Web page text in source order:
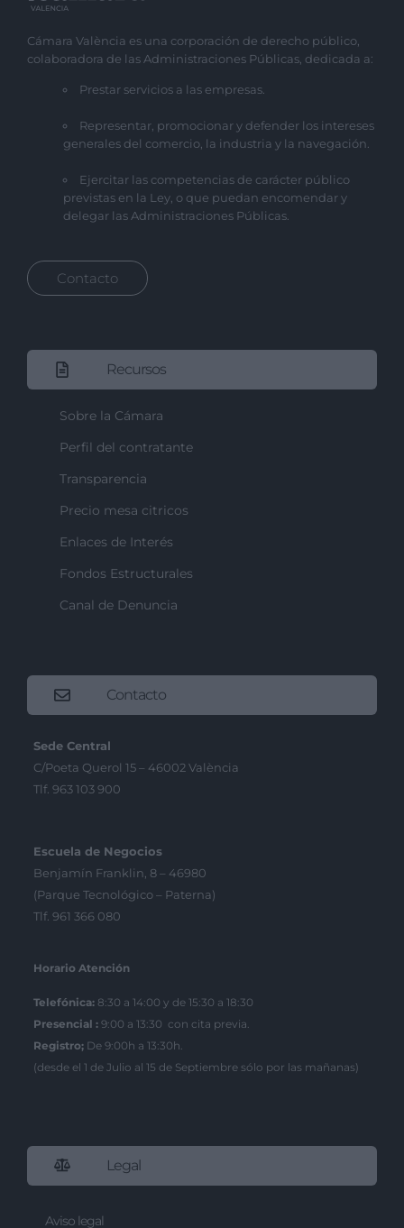
Cámara València es una corporación de derecho público,
colaboradora de las Administraciones Públicas, dedicada a:
Prestar servicios a las empresas.
Representar, promocionar y defender los intereses
generales del comercio, la industria y la navegación.
Ejercitar las competencias de carácter público
previstas en la Ley, o que puedan encomendar y
delegar las Administraciones Públicas.
Contacto
Recursos
Sobre la Cámara
Perfil del contratante
Transparencia
Precio mesa citricos
Enlaces de Interés
Fondos Estructurales
Canal de Denuncia
Contacto
Sede Central
C/Poeta Querol 15 – 46002 València
Tlf. 963 103 900
Escuela de Negocios
Benjamín Franklin, 8 – 46980
(Parque Tecnológico – Paterna)
Tlf. 961 366 080
Horario Atención
Telefónica: 8:30 a 14:00 y de 15:30 a 18:30
Presencial : 9:00 a 13:30 con cita previa.
Registro; De 9:00h a 13:30h.
(desde el 1 de Julio al 15 de Septiembre sólo por las mañanas)
Legal
Aviso legal